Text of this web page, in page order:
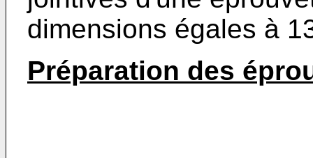
dimensions égales à
Préparation des